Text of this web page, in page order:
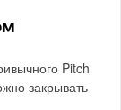
Pitch
закрывать